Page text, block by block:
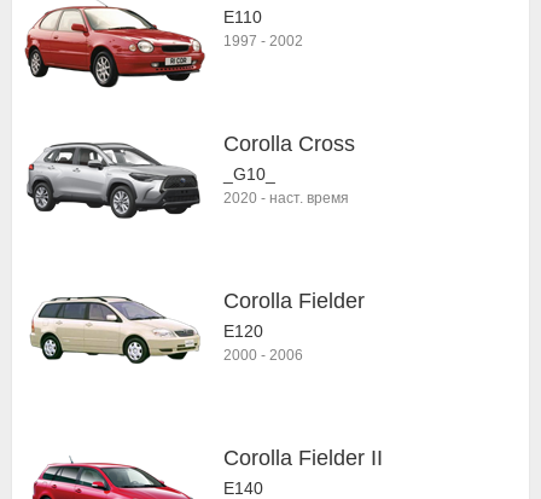
E110
1997 - 2002
Corolla Cross
_G10_
2020 - наст. время
Corolla Fielder
E120
2000 - 2006
Corolla Fielder II
E140